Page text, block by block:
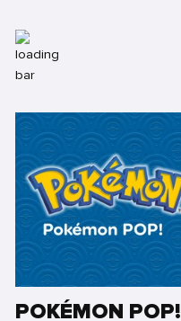
POKÉMON POP!